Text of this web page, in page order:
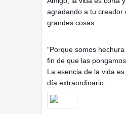
agradando a tu creador
grandes cosas.
“Porque somos
fin de que las
La esencia de la vida
día extraordinario.